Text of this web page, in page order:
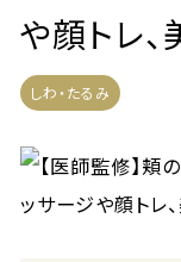
や顔トレ
しわ・たるみ